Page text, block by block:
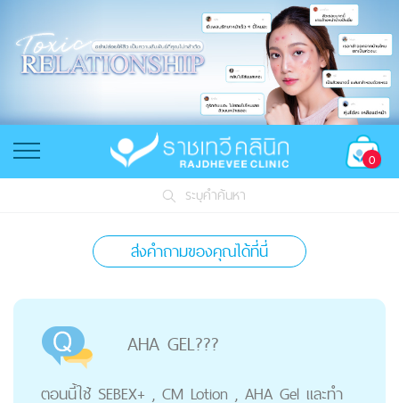
0
ระบุคำค้นหา
ส่งคำถามของคุณได้ที่นี่
AHA GEL???
ตอนนี้ใช้ SEBEX+ , CM Lotion , AHA Gel และทำ